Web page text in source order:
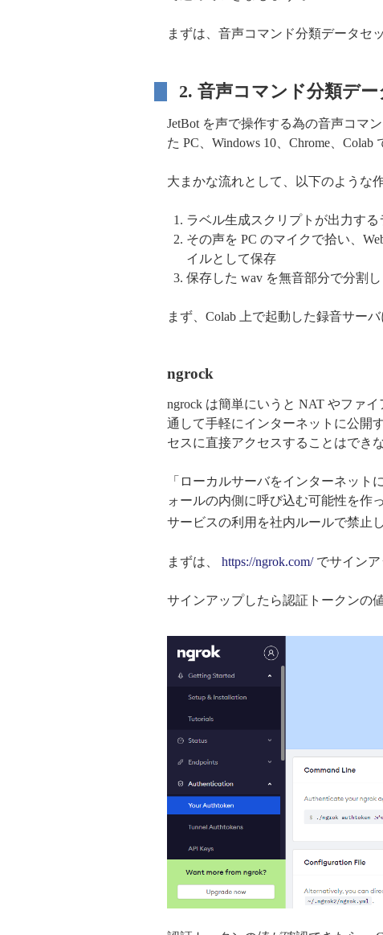
まずは、音声コマンド分類データセ
2. 音声コマンド分類デ
JetBot を声で操作する為の音声コマ
た PC、Windows 10、Chrome、Colab
大まかな流れとして、以下のような
ラベル生成スクリプトが出力す
その声を PC のマイクで拾い、
イルとして保存
保存した wav を無音部分で分割
まず、Colab 上で起動した録音サー
ngrock
ngrock は簡単にいうと NAT やファ
通して手軽にインターネットに公開
セスに直接アクセスすることはでき
「ローカルサーバをインターネッ
ォールの内側に呼び込む可能性を作
サービスの利用を社内ルールで禁止
まずは、 https://ngrok.com/でサインア
サインアップしたら認証トークンの